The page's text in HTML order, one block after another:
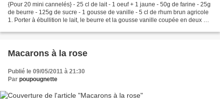
{Pour 20 mini cannelés} - 25 cl de lait - 1 oeuf + 1 jaune - 50g de farine - 25g
de beurre - 125g de sucre - 1 gousse de vanille - 5 cl de rhum brun agricole
1. Porter à ébullition le lait, le beurre et la gousse vanille coupée en deux et
Macarons à la rose
Publié le 09/05/2011 à 21:30
Par poupougnette